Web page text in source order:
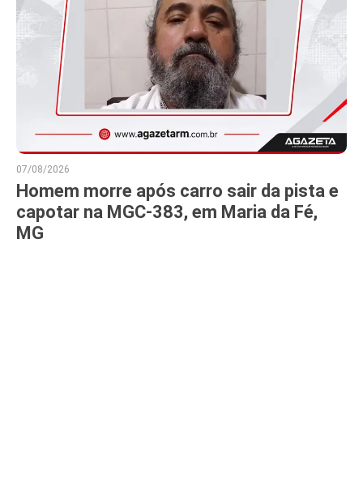
07/08/2026
Homem morre após carro sair da pista e
capotar na MGC-383, em Maria da Fé,
MG